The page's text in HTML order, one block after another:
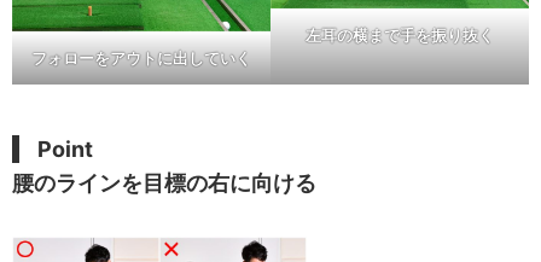
フォローをアウトに出していく
左耳の横まで手を振り抜く
Point
腰のラインを目標の右に向ける